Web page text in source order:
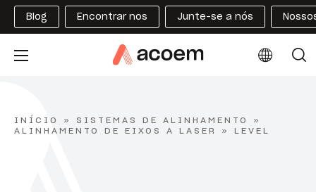
Blog Encontrar nos Junte-se a nós
INÍCIO » SISTEMAS DE ALINHAMENTO
»
ALINHAMENTO DE EIXOS A LASER
» LEVEL